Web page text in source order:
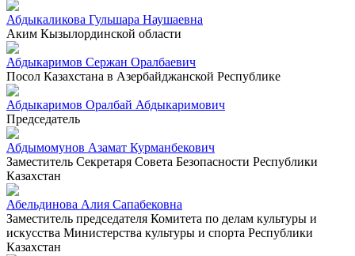
Абдыкаликова Гульшара Наушаевна
Аким Кызылординской области
Абдыкаримов Сержан Оралбаевич
Посол Казахстана в Азербайджанской Республике
Абдыкаримов Оралбай Абдыкаримович
Председатель
Абдымомунов Азамат Курманбекович
Заместитель Секретаря Совета Безопасности Республики
Казахстан
Абельдинова Алия Сапабековна
Заместитель председателя Комитета по делам культуры и
искусства Министерства культуры и спорта Республики
Казахстан